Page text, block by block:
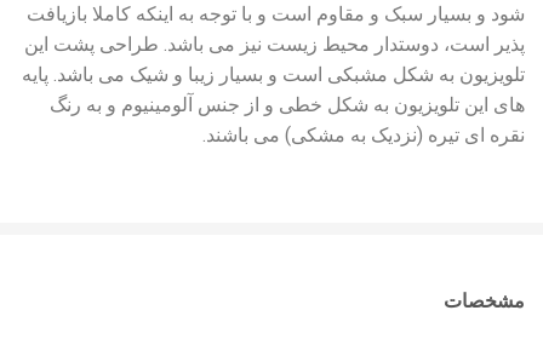
شود و بسیار سبک و مقاوم است و با توجه به اینکه کاملا بازیافت
پذیر است، دوستدار محیط زیست نیز می باشد. طراحی پشت این
تلویزیون به شکل مشبکی است و بسیار زیبا و شیک می باشد. پایه
های این تلویزیون به شکل خطی و از جنس آلومینیوم و به رنگ
نقره ای تیره (نزدیک به مشکی) می باشند.
مشخصات